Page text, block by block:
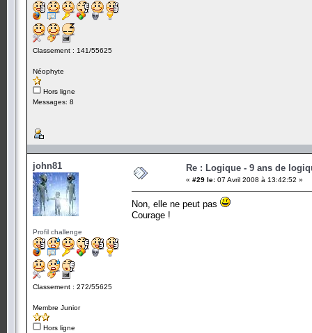
Classement : 141/55625
Néophyte
Hors ligne
Messages: 8
john81
Profil challenge
Classement : 272/55625
Membre Junior
Hors ligne
Re : Logique - 9 ans de
« #29 le: 07 Avril 2008 à 13:42:52 »
Non, elle ne peut pas
Courage !